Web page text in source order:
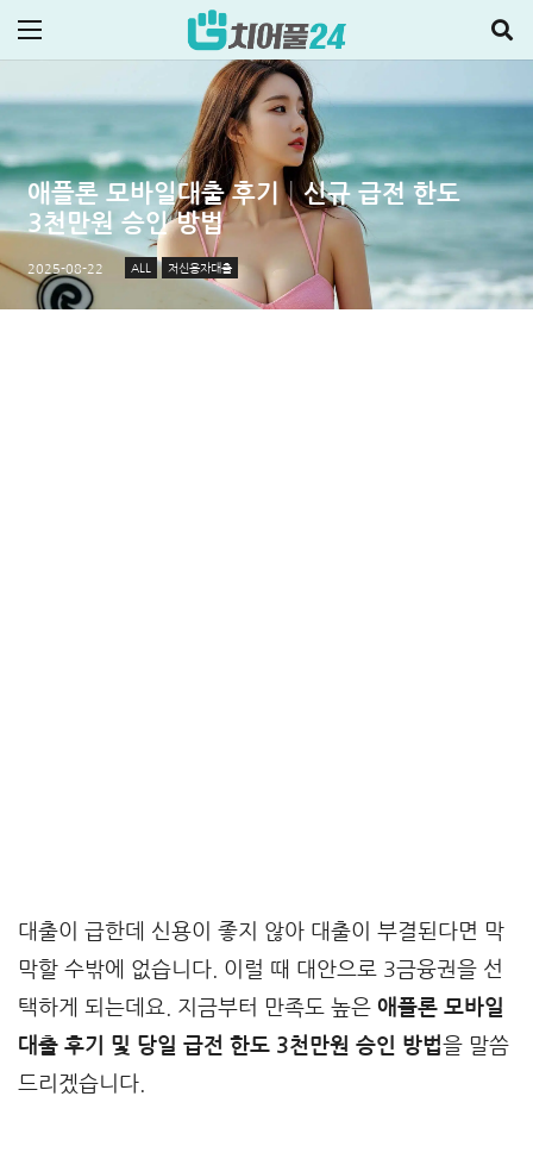
애플론 모바일대출 후기│신규 급전 한도
3천만원 승인 방법
2025-08-22 ALL 저신용자대출
대출이 급한데 신용이 좋지 않아 대출이 부결된다면 막
막할 수밖에 없습니다. 이럴 때 대안으로 3금융권을 선
택하게 되는데요. 지금부터 만족도 높은 애플론 모바일
대출 후기 및 당일 급전 한도 3천만원 승인 방법을 말씀
드리겠습니다.